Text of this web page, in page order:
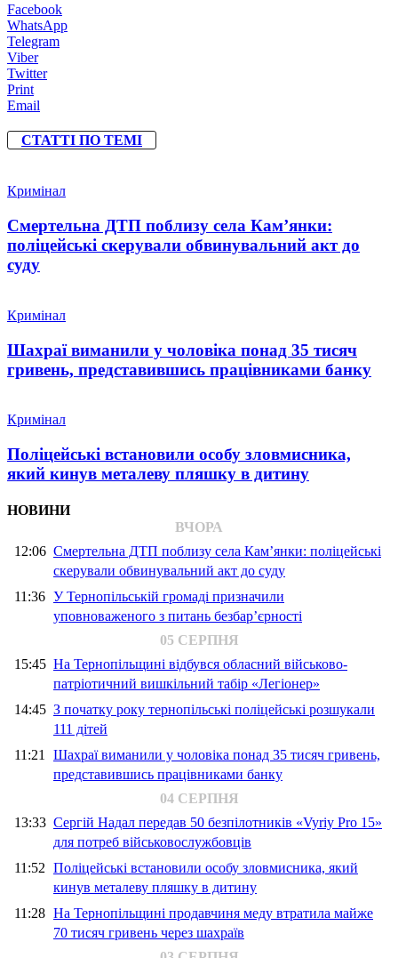
Facebook
WhatsApp
Telegram
Viber
Twitter
Print
Email
СТАТТІ ПО ТЕМІ
Кримінал
Смертельна ДТП поблизу села Кам’янки:
поліцейські скерували обвинувальний акт до
суду
Кримінал
Шахраї виманили у чоловіка понад 35 тисяч
гривень, представившись працівниками банку
Кримінал
Поліцейські встановили особу зловмисника,
який кинув металеву пляшку в дитину
НОВИНИ
ВЧОРА
12:06 Смертельна ДТП поблизу села Кам’янки: поліцейські
скерували обвинувальний акт до суду
11:36 У Тернопільській громаді призначили
уповноваженого з питань безбар’єрності
05 СЕРПНЯ
15:45 На Тернопільщині відбувся обласний військово-
патріотичний вишкільний табір «Легіонер»
14:45 З початку року тернопільські поліцейські розшукали
111 дітей
11:21 Шахраї виманили у чоловіка понад 35 тисяч гривень,
представившись працівниками банку
04 СЕРПНЯ
13:33 Сергій Надал передав 50 безпілотників «Vyriy Pro 15»
для потреб військовослужбовців
11:52 Поліцейські встановили особу зловмисника, який
кинув металеву пляшку в дитину
11:28 На Тернопільщині продавчиня меду втратила майже
70 тисяч гривень через шахраїв